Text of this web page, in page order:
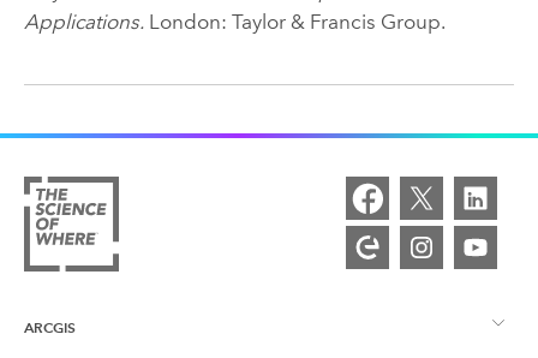
Applications.London: Taylor & Francis Group.
ARCGIS